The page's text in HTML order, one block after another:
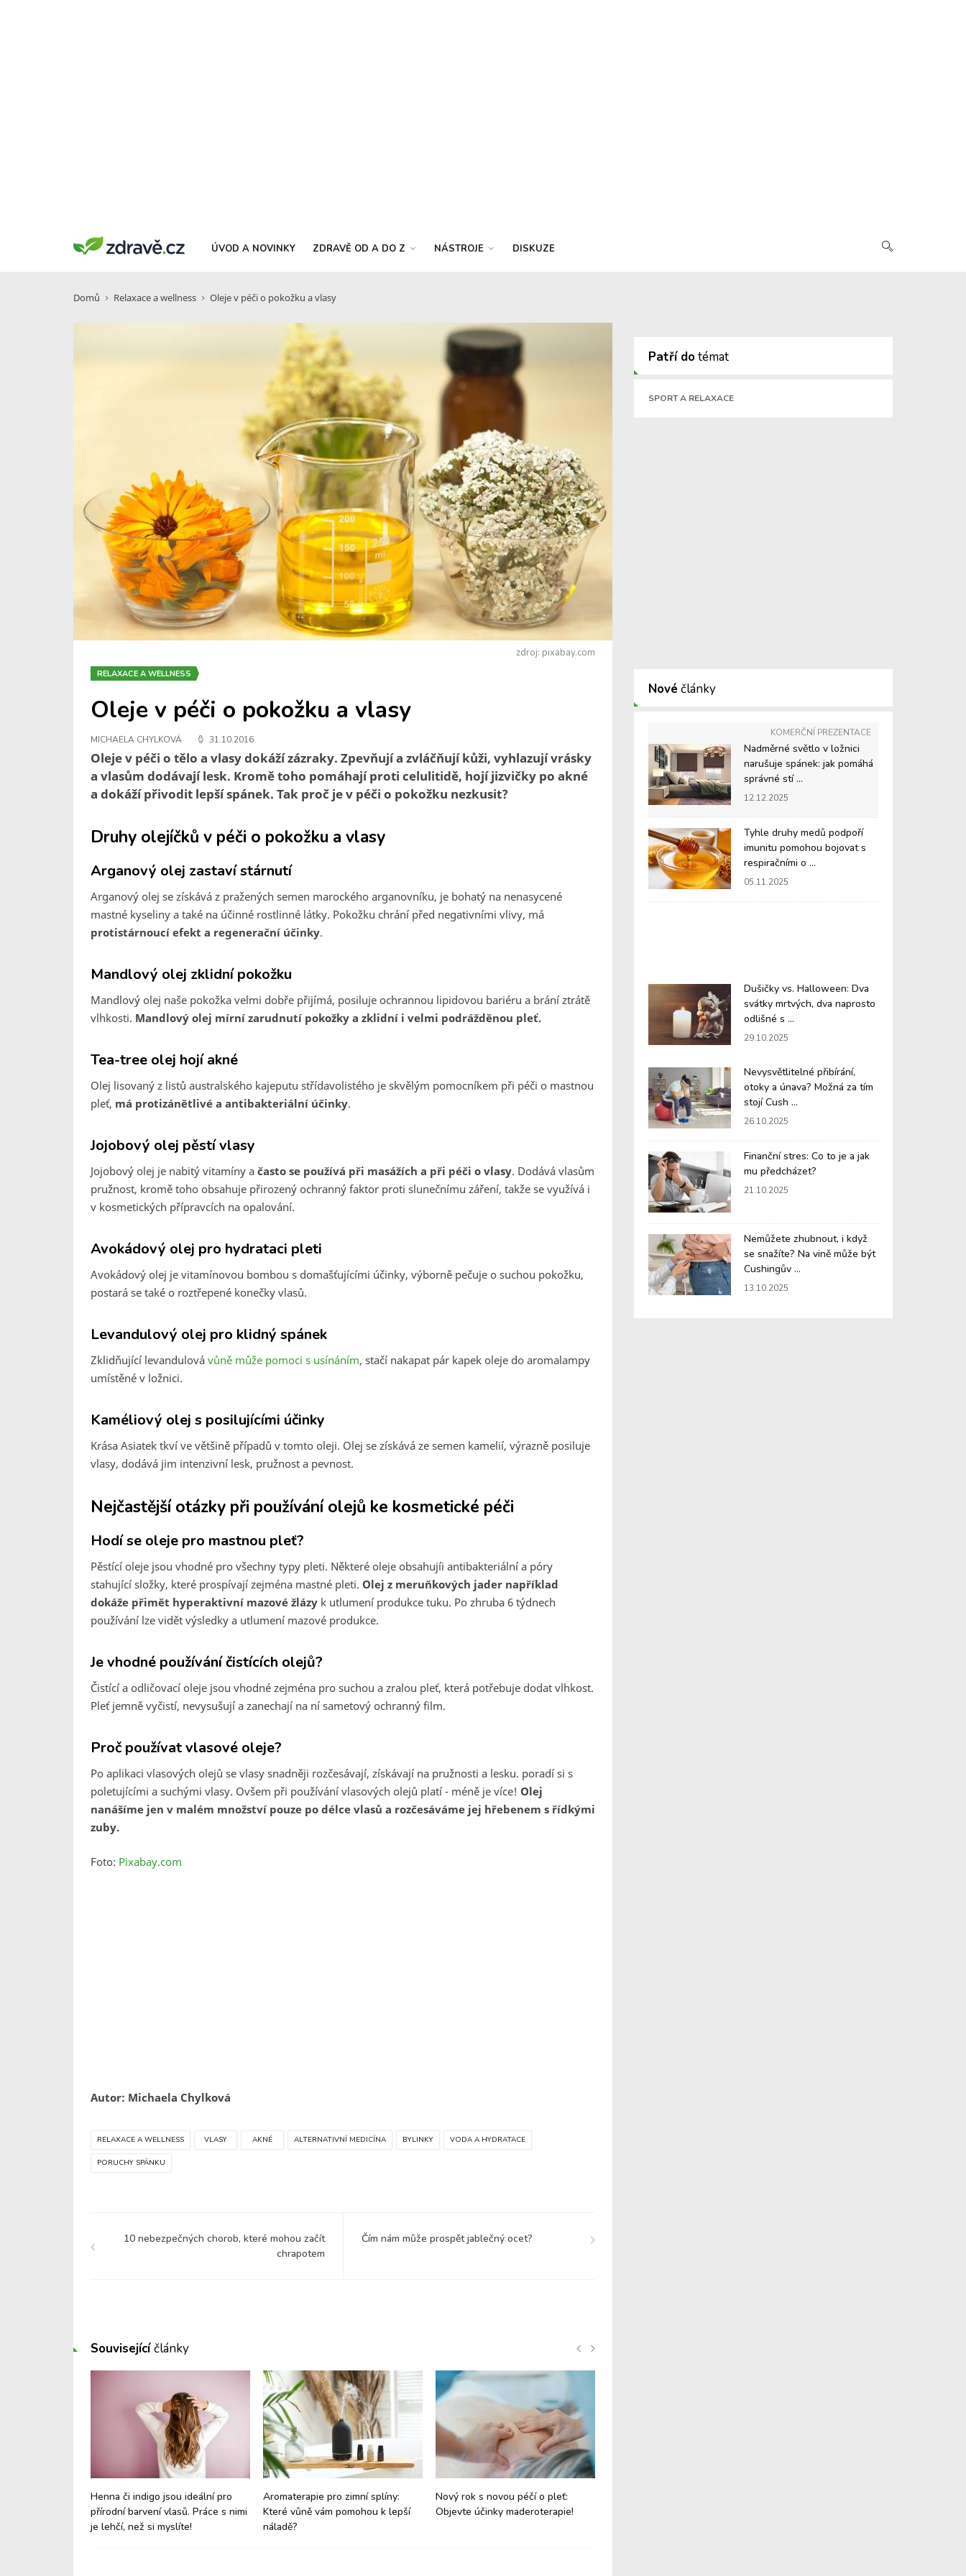
ÚVOD A NOVINKY ZDRAVĚ OD A DO Z NÁSTROJE DISKUZE
Domů Relaxace a wellness Oleje v péči o pokožku a vlasy
zdroj: pixabay.com
RELAXACE A WELLNESS
Oleje v péči o pokožku a vlasy
MICHAELA CHYLKOVÁ 31.10.2016
Oleje v péči o tělo a vlasy dokáží zázraky. Zpevňují a zvláčňují kůži, vyhlazují vrásky
a vlasům dodávají lesk. Kromě toho pomáhají proti celulitidě, hojí jizvičky po akné
a dokáží přivodit lepší spánek. Tak proč je v péči o pokožku nezkusit?
Druhy olejíčků v péči o pokožku a vlasy
Arganový olej zastaví stárnutí
Arganový olej se získává z pražených semen marockého arganovníku, je bohatý na nenasycené
mastné kyseliny a také na účinné rostlinné látky. Pokožku chrání před negativními vlivy, má
protistárnoucí efekt a regenerační účinky.
Mandlový olej zklidní pokožku
Mandlový olej naše pokožka velmi dobře přijímá, posiluje ochrannou lipidovou bariéru a brání ztrátě
vlhkosti. Mandlový olej mírní zarudnutí pokožky a zklidní i velmi podrážděnou pleť.
Tea-tree olej hojí akné
Olej lisovaný z listů australského kajeputu střídavolistého je skvělým pomocníkem při péči o mastnou
pleť, má protizánětlivé a antibakteriální účinky.
Jojobový olej pěstí vlasy
Jojobový olej je nabitý vitamíny a často se používá při masážích a při péči o vlasy. Dodává vlasům
pružnost, kromě toho obsahuje přirozený ochranný faktor proti slunečnímu záření, takže se využívá i
v kosmetických přípravcích na opalování.
Avokádový olej pro hydrataci pleti
Avokádový olej je vitamínovou bombou s domašťujícími účinky, výborně pečuje o suchou pokožku,
postará se také o roztřepené konečky vlasů.
Levandulový olej pro klidný spánek
Zklidňující levandulová vůně může pomoci s usínáním, stačí nakapat pár kapek oleje do aromalampy
umístěné v ložnici.
Kaméliový olej s posilujícími účinky
Krása Asiatek tkví ve většině případů v tomto oleji. Olej se získává ze semen kamelií, výrazně posiluje
vlasy, dodává jim intenzivní lesk, pružnost a pevnost.
Nejčastější otázky při používání olejů ke kosmetické péči
Hodí se oleje pro mastnou pleť?
Pěstící oleje jsou vhodné pro všechny typy pleti. Některé oleje obsahujíi antibakteriální a póry
stahující složky, které prospívají zejména mastné pleti. Olej z meruňkových jader například
dokáže přimět hyperaktivní mazové žlázy k utlumení produkce tuku. Po zhruba 6 týdnech
používání lze vidět výsledky a utlumení mazové produkce.
Je vhodné používání čistících olejů?
Čistící a odličovací oleje jsou vhodné zejména pro suchou a zralou pleť, která potřebuje dodat vlhkost.
Pleť jemně vyčistí, nevysušují a zanechají na ní sametový ochranný film.
Proč používat vlasové oleje?
Po aplikaci vlasových olejů se vlasy snadněji rozčesávají, získávají na pružnosti a lesku. poradí si s
poletujícími a suchými vlasy. Ovšem při používání vlasových olejů platí - méně je více! Olej
nanášíme jen v malém množství pouze po délce vlasů a rozčesáváme jej hřebenem s řídkými
zuby.
Foto: Pixabay.com
Autor: Michaela Chylková
RELAXACE A WELLNESS VLASY AKNÉ ALTERNATIVNÍ MEDICÍNA BYLINKY VODA A HYDRATACE
PORUCHY SPÁNKU
10 nebezpečných chorob, které mohou začít
chrapotem
Čím nám může prospět jablečný ocet?
Patří dotémat
SPORT A RELAXACE
Nové články
KOMERČNÍ PREZENTACE
Nadměrné světlo v ložnici
narušuje spánek: jak pomáhá
správné stí ...
12.12.2025
Tyhle druhy medů podpoří
imunitu pomohou bojovat s
respiračními o ...
05.11.2025
Dušičky vs. Halloween: Dva
svátky mrtvých, dva naprosto
odlišné s ...
29.10.2025
Nevysvětlitelné přibírání,
otoky a únava? Možná za tím
stojí Cush ...
26.10.2025
Finanční stres: Co to je a jak
mu předcházet?
21.10.2025
Nemůžete zhubnout, i když
se snažíte? Na vině může být
Cushingův ...
13.10.2025
Souvisejícíčlánky
Henna či indigo jsou ideální pro
přírodní barvení vlasů. Práce s nimi
je lehčí, než si myslíte!
Aromaterapie pro zimní splíny:
Které vůně vám pomohou k lepší
náladě?
Nový rok s novou péčí o pleť:
Objevte účinky maderoterapie!